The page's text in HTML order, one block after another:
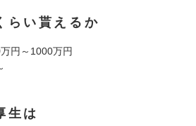
らい貰えるか
円～1000万円
生は